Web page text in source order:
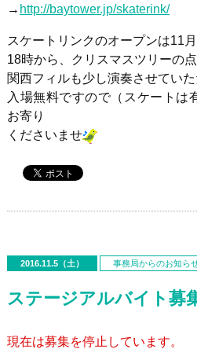
→ http://baytower.jp/skaterink/
スケートリンクのオープンは11
18時から、クリスマスツリーの
関西フィルも少し演奏させてい
入場無料ですので（スケートは
お寄り
くださいませ
2016.11.5（土） 事務局からのお知ら
ステージアルバイト募
現在は募集を停止しています。